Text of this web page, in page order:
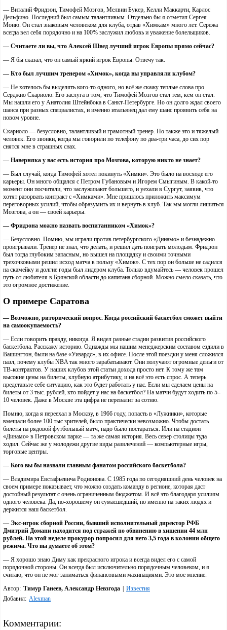
— Виталий Фридзон, Тимофей Мозгов, Мелвин Букер, Келли Маккарти, Карлос
Дельфино. Последний был самым талантливым. Отдельно бы я отметил Сергея
Моню. Он стал знаковым человеком для клуба, отдав «Химкам» много лет. Сережа
всегда вел себя порядочно и на 100% заслужил любовь и уважение болельщиков.
— Считаете ли вы, что Алексей Швед лучший игрок Европы прямо сейчас?
— Я бы сказал, что он самый яркий игрок Европы. Отвечу так.
— Кто был лучшим тренером «Химок», когда вы управляли клубом?
— Не хотелось бы выделять кого-то одного, но всё же скажу теплые слова про
Серджио Скариоло. Его заслуга в том, что Тимофей Мозгов стал тем, кем он стал.
Мы нашли его у Анатолия Штейнбока в Санкт-Петербурге. Но он долго ждал своего
шанса при разных специалистах, и именно итальянец дал ему шанс проявить себя на
новом уровне.
Скариоло — безусловно, талантливый и грамотный тренер. Но также это и тяжелый
человек. Его звонки, когда мы говорили по телефону по два-три часа, до сих пор
снятся мне в страшных снах.
— Наверняка у вас есть история про Мозгова, которую никто не знает?
— Был случай, когда Тимофей хотел покинуть «Химки». Это было на восходе его
карьеры. Он много общался с Петром Губановым и Игорем Смыгиным. В какой-то
момент они посчитали, что заслуживают большего, и уехали в Сургут, заявив, что
хотят разорвать контракт с «Химками». Мне пришлось приложить максимум
переговорных усилий, чтобы образумить их и вернуть в клуб. Так мы могли лишиться
Мозгова, а он — своей карьеры.
— Фридзона можно назвать воспитанником «Химок»?
— Безусловно. Помню, мы играли против петербургского «Динамо» и безнадежно
проигрывали. Тренер не знал, что делать, и решил дать поиграть молодым. Фридзон
был тогда глубоким запасным, но вышел на площадку и своими точными
трехочковыми решил исход матча в пользу «Химок». С тех пор он больше не садился
на скамейку и долгие годы был лидером клуба. Только вдумайтесь — человек прошел
путь от любителя в Брянской области до капитана сборной. Можно смело сказать, что
это огромное достижение.
О примере Саратова
— Возможно, риторический вопрос. Когда российский баскетбол сможет выйти
на самоокупаемость?
— Если говорить правду, никогда. Я видел разные стадии развития российского
баскетбола. Расскажу историю. Однажды мы нашим менеджерским составом ездили в
Вашингтон, были на базе «Уизардс», в их офисе. После этой поездки у меня сложился
пазл, почему клубы NBA так много зарабатывают. Они получают огромные деньги от
ТВ-контрактов. У наших клубов этой статьи дохода просто нет. К тому же там
высокие цены на билеты, клубную атрибутику, и на всё это есть спрос. А теперь
представьте себе ситуацию, как это будет работать у нас. Если мы сделаем цены на
билеты от 3 тыс. рублей, кто пойдет у нас на баскетбол? На матчи будут ходить по 5–
10 человек. Даже в Москве эта цифра не перевалит за сотню.
Помню, когда я переехал в Москву, в 1966 году, попасть в «Лужники», которые
вмещали более 100 тыс зрителей, было практически невозможно. Чтобы достать
билеты на рядовой футбольный матч, надо было постараться. Или на стадион
«Динамо» в Петровском парке — та же самая история. Весь север столицы туда
ходил. Сейчас же у молодежи другие виды развлечений — компьютерные игры,
торговые центры.
— Кого вы бы назвали главным фанатом российского баскетбола?
— Владимира Евстафьевича Родионова. С 1985 года по сегодняшний день человек на
своем примере показывает, что можно создать команду в регионе, которая даст
достойный результат с очень ограниченным бюджетом. И всё это благодаря усилиям
одного человека. Да, по-хорошему он сумасшедший, но именно на таких людях и
держится наш баскетбол.
— Экс-игрок сборной России, бывший исполнительный директор РФБ
Дмитрий Домани находится под стражей по обвинению в хищении 44 млн
рублей. На этой неделе прокурор попросил для него 3,5 года в колонии общего
режима. Что вы думаете об этом?
— Я хорошо знаю Диму как прекрасного игрока и всегда видел его с самой
порядочной стороны. Он всегда был исключительно порядочным человеком, и я
считаю, что он не мог заниматься финансовыми махинациями. Это мое мнение.
Автор: Тимур Ганеев, Александр Невзгода
Известия
Добавил: Alexman
Комментарии: